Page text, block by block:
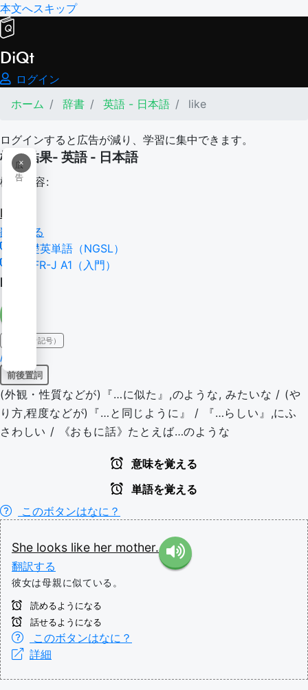
本文へスキップ
DiQt
ログイン
ホーム
辞書 英語 - 日本語 like
ログインすると広告が減り、学習に集中できます。
×
広
告
検索結果- 英語 - 日本語
検索内容:
like
翻訳する
基礎英単語（NGSL）
CEFR-J A1（入門）
like
IPA（発音記号）
/laɪk/
前後置詞
(外観・性質などが)『…に似た』,のような, みたいな / (や
り方,程度などが)『…と同じように』 / 『…らしい』,にふ
さわしい / 《おもに話》たとえば…のような
意味を覚える
単語を覚える
このボタンはなに？
She looks like her mother.
翻訳する
彼女は母親に似ている。
読めるようになる
話せるようになる
このボタンはなに？
詳細